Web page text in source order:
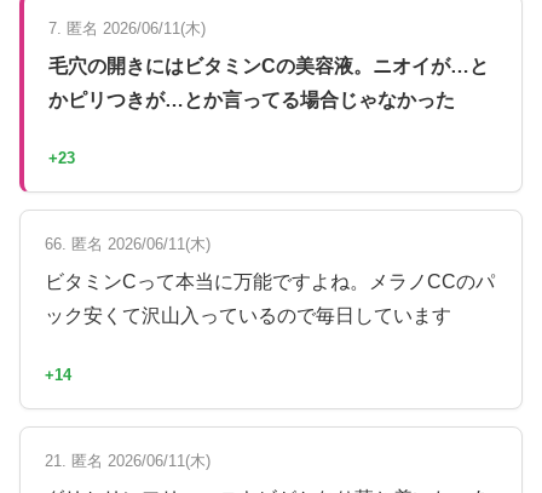
7. 匿名 2026/06/11(木)
毛穴の開きにはビタミンCの美容液。ニオイが…と
かピリつきが…とか言ってる場合じゃなかった
+23
66. 匿名 2026/06/11(木)
ビタミンCって本当に万能ですよね。メラノCCのパ
ック安くて沢山入っているので毎日しています
+14
21. 匿名 2026/06/11(木)